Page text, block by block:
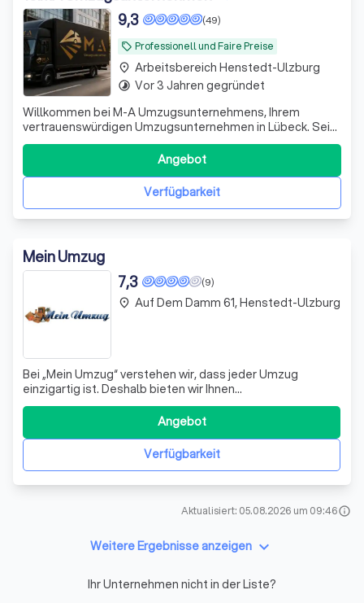
local_offer Professionell und Faire Preise
(49)
9,3
Willkommen bei M-A Umzugsunternehmens, Ihrem
vertrauenswürdigen Umzugsunternehmen in Lübeck. Seit
unserer Gründung haben wir uns dem Ziel verschrieben,
den Umzugsprozess für unsere Kunden so stressfrei wie
möglich zu gestalten. Unser Team besteht aus
erfahrenen Fachleuten, die sich der Bereitstellun
Verfügbarkeit
Angebot
place Arbeitsbereich Henstedt-Ulzburg
timelapse Vor 3 Jahren gegründet
Mein Umzug
(9)
7,3
Bei „Mein Umzug“ verstehen wir, dass jeder Umzug
einzigartig ist. Deshalb bieten wir Ihnen
maßgeschneiderte Lösungen, die genau auf Ihre
Bedürfnisse zugeschnitten sind. Ob Sie einzelne
Dienstleistungen oder ein komplettes Umzugspaket
benötigen, unser erfahrenes Team steht Ihnen zur Seite.
Verfügbarkeit
Angebot
place Auf Dem Damm 61, Henstedt-Ulzburg
Aktualisiert: 05.08.2026 um 09:46info
Weitere Ergebnisse anzeigen keyboard_arrow_down
Ihr Unternehmen nicht in der Liste?